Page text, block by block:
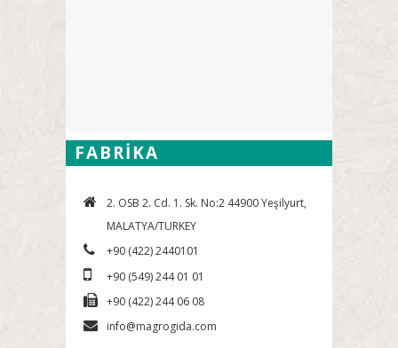
FABRİKA
2. OSB 2. Cd. 1. Sk. No:2 44900 Yeşilyurt,
MALATYA/TURKEY
+90 (422) 2440101
+90 (549) 244 01 01
+90 (422) 244 06 08
info@magrogida.com